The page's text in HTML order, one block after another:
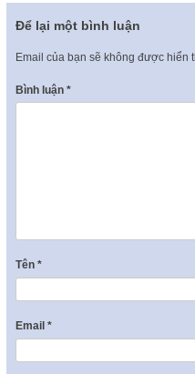
Để lại một bình luận
Email của bạn sẽ không được hiển
Bình luận *
Tên *
Email *